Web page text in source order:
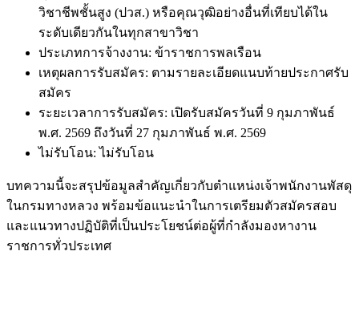
วิชาชีพชั้นสูง (ปวส.) หรือคุณวุฒิอย่างอื่นที่เทียบได้ใน
ระดับเดียวกันในทุกสาขาวิชา
ประเภทการจ้างงาน: ข้าราชการพลเรือน
เหตุผลการรับสมัคร: ตามรายละเอียดแนบท้ายประกาศรับ
สมัคร
ระยะเวลาการรับสมัคร: เปิดรับสมัครวันที่ 9 กุมภาพันธ์
พ.ศ. 2569 ถึงวันที่ 27 กุมภาพันธ์ พ.ศ. 2569
ไม่รับโอน: ไม่รับโอน
บทความนี้จะสรุปข้อมูลสำคัญเกี่ยวกับตำแหน่งเจ้าพนักงานพัสดุ
ในกรมทางหลวง พร้อมข้อแนะนำในการเตรียมตัวสมัครสอบ
และแนวทางปฏิบัติที่เป็นประโยชน์ต่อผู้ที่กำลังมองหางาน
ราชการทั่วประเทศ